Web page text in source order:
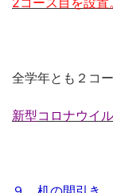
全学年とも２コー
新型コロナウイ